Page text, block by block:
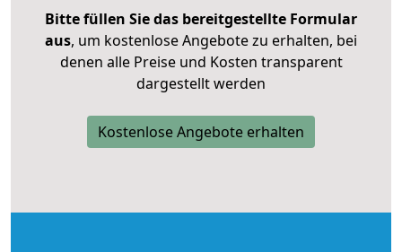
Bitte füllen Sie das bereitgestellte Formular
aus, um kostenlose Angebote zu erhalten, bei
denen alle Preise und Kosten transparent
dargestellt werden
Kostenlose Angebote erhalten